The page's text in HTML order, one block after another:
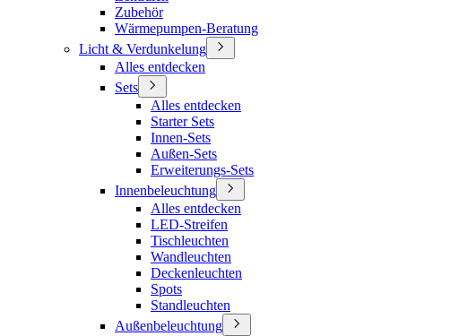
Zubehör
Wärmepumpen-Beratung
Licht & Verdunkelung
Alles entdecken
Sets
Alles entdecken
Starter Sets
Innen-Sets
Außen-Sets
Erweiterungs-Sets
Innenbeleuchtung
Alles entdecken
LED-Streifen
Tischleuchten
Wandleuchten
Deckenleuchten
Spots
Standleuchten
Außenbeleuchtung